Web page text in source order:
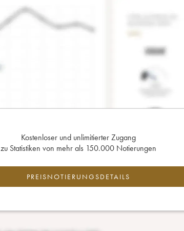
Kostenloser und unlimitierter Zugang
zu Statistiken von mehr als 150.000 Notierungen
PREISNOTIERUNGSDETAILS